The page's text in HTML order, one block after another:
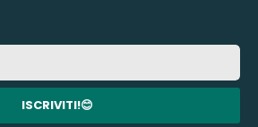
e-
mail
ISCRIVITI!😊